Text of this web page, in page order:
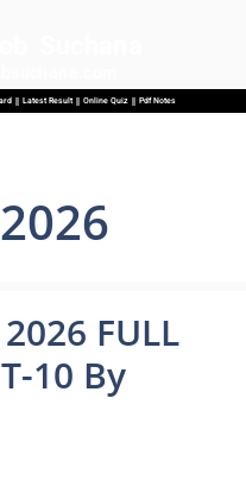
Latest Result Online Quiz Pdf Notes
FULL
10 By